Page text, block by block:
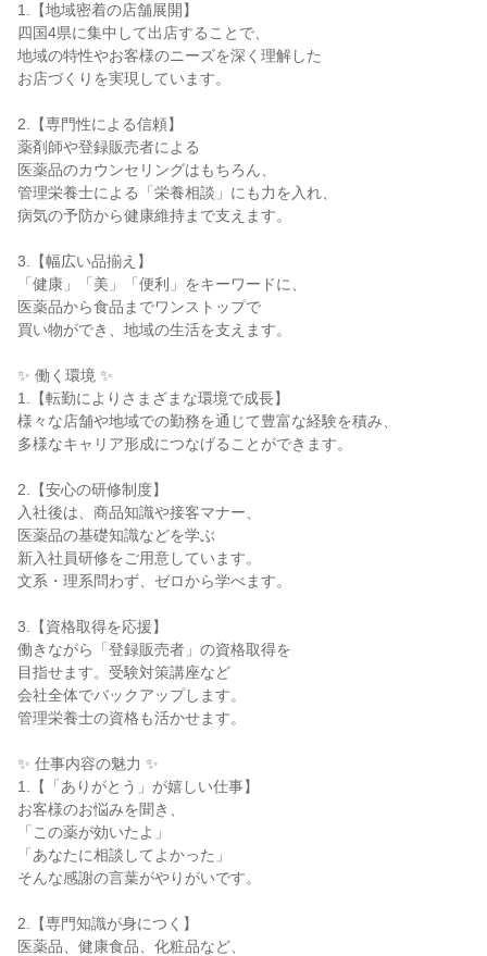
1.【地域密着の店舗展開】
四国4県に集中して出店することで、
地域の特性やお客様のニーズを深く理解した
お店づくりを実現しています。
2.【専門性による信頼】
薬剤師や登録販売者による
医薬品のカウンセリングはもちろん、
管理栄養士による「栄養相談」にも力を入れ、
病気の予防から健康維持まで支えます。
3.【幅広い品揃え】
「健康」「美」「便利」をキーワードに、
医薬品から食品までワンストップで
買い物ができ、地域の生活を支えます。
✨ 働く環境 ✨
1.【転勤によりさまざまな環境で成長】
様々な店舗や地域での勤務を通じて豊富な経験を積み、
多様なキャリア形成につなげることができます。
2.【安心の研修制度】
入社後は、商品知識や接客マナー、
医薬品の基礎知識などを学ぶ
新入社員研修をご用意しています。
文系・理系問わず、ゼロから学べます。
3.【資格取得を応援】
働きながら「登録販売者」の資格取得を
目指せます。受験対策講座など
会社全体でバックアップします。
管理栄養士の資格も活かせます。
✨ 仕事内容の魅力 ✨
1.【「ありがとう」が嬉しい仕事】
お客様のお悩みを聞き、
「この薬が効いたよ」
「あなたに相談してよかった」
そんな感謝の言葉がやりがいです。
2.【専門知識が身につく】
医薬品、健康食品、化粧品など、